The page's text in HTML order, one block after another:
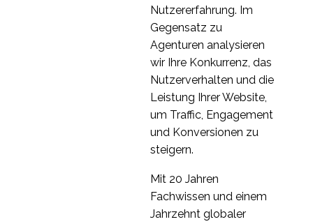
Nutzererfahrung. Im
Gegensatz zu
Agenturen analysieren
wir Ihre Konkurrenz, das
Nutzerverhalten und die
Leistung Ihrer Website,
um Traffic, Engagement
und Konversionen zu
steigern.
Mit 20 Jahren
Fachwissen und einem
Jahrzehnt globaler